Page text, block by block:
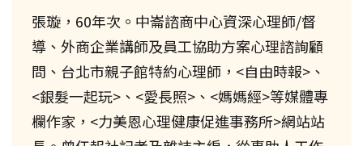
張璇，60年次。中崙諮商中心資深心理師/督
導、外商企業講師及員工協助方案心理諮詢顧
問、台北市親子館特約心理師，<自由時報>、
<銀髮一起玩>、<愛長照>、<媽媽經>等媒體專
欄作家，<力美恩心理健康促進事務所>網站站